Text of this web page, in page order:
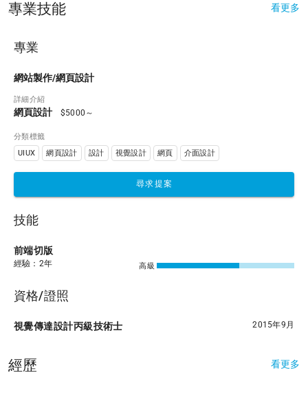
專業技能 看更多
專業
網站製作/網頁設計
詳細介紹
網頁設計 $5000～
分類標籤
UIUX
網頁設計 設計 視覺設計 網頁 介面設計
尋求提案
技能
前端切版
經驗：2年 高級
資格/證照
視覺傳達設計丙級技術士 2015年9月
經歷 看更多